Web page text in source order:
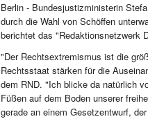
Berlin - Bundesjustizministerin
durch die Wahl von Schöffen
berichtet das "Redaktionsnetzwerk
"Der Rechtsextremismus ist die
Rechtsstaat stärken für die
dem RND. "Ich blicke da natürlich
Füßen auf dem Boden unserer
gerade an einem Gesetzentwurf,